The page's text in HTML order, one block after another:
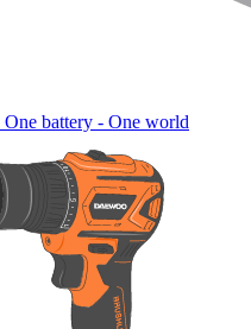
One battery - One world